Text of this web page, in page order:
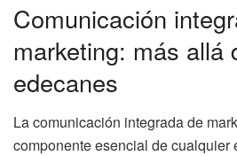
Comunicación
marketing: más allá
edecanes
La comunicación integrada de
componente esencial de cualquier